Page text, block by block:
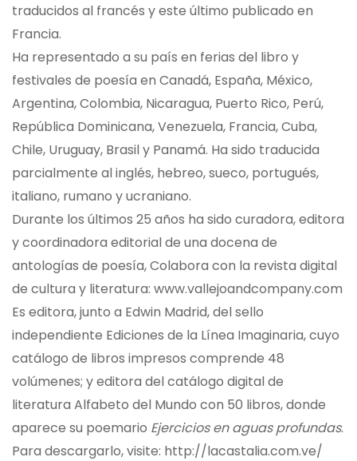
traducidos al francés y este último publicado en
Francia.
Ha representado a su país en ferias del libro y
festivales de poesía en Canadá, España, México,
Argentina, Colombia, Nicaragua, Puerto Rico, Perú,
República Dominicana, Venezuela, Francia, Cuba,
Chile, Uruguay, Brasil y Panamá. Ha sido traducida
parcialmente al inglés, hebreo, sueco, portugués,
italiano, rumano y ucraniano.
Durante los últimos 25 años ha sido curadora, editora
y coordinadora editorial de una docena de
antologías de poesía, Colabora con la revista digital
de cultura y literatura: www.vallejoandcompany.com
Es editora, junto a Edwin Madrid, del sello
independiente Ediciones de la Línea Imaginaria, cuyo
catálogo de libros impresos comprende 48
volúmenes; y editora del catálogo digital de
literatura Alfabeto del Mundo con 50 libros, donde
aparece su poemario Ejercicios en aguas profundas.
Para descargarlo, visite: http://lacastalia.com.ve/